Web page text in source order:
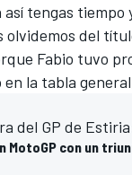
tengas
del
Fabio tuvo
la tabla general
del GP de
MotoGP con un